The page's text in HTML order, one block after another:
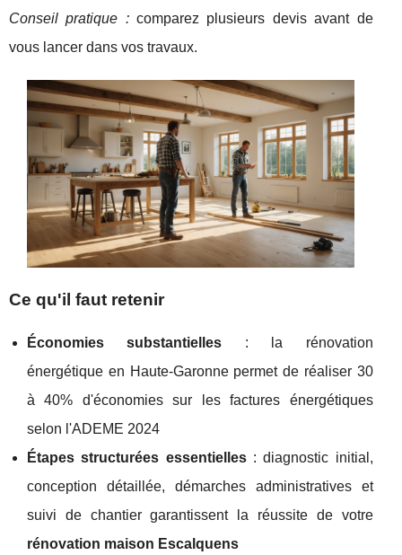
Conseil pratique :comparez plusieurs devis avant de
vous lancer dans vos travaux.
Ce qu'il faut retenir
Économies substantielles : la rénovation
énergétique en Haute-Garonne permet de réaliser 30
à 40% d'économies sur les factures énergétiques
selon l'ADEME 2024
Étapes structurées essentielles: diagnostic initial,
conception détaillée, démarches administratives et
suivi de chantier garantissent la réussite de votre
rénovation maison Escalquens